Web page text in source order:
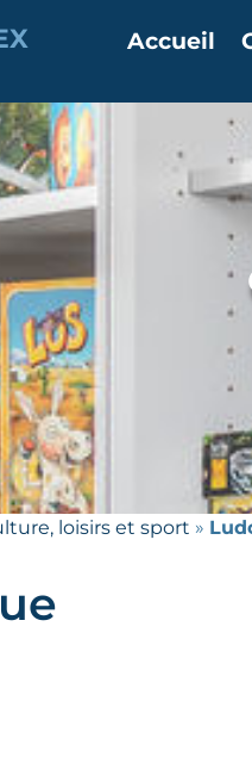
Accueil
loisirs et sport »